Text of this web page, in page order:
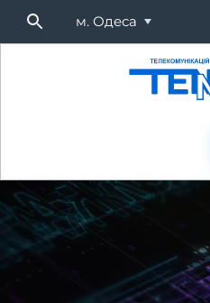
м. Одеса